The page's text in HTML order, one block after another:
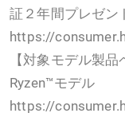
証２年間プレゼン
https://
【対象モデル製
Ryzen™モデル
https://